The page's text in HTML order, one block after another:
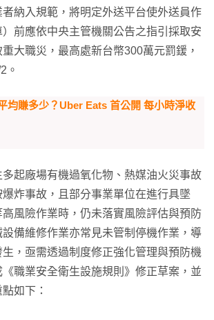
者納入規範，將明定外送平台使外送員作
前應依中央主管機關公告之指引採取安
大職災，最高處新台幣300萬元罰鍰，
。
均賺多少？Uber Eats 首公開 每小時淨收
起廠場有機過氧化物、熱媒油火災事故
炸事故，且部分事業單位在進行具墜
風險作業時，仍未落實風險評估與預防
備維修作業亦常見未管制停機作業，導
，亟需透過制度修正強化管理與預防機
職業安全衛生設施規則》修正草案，並
如下：